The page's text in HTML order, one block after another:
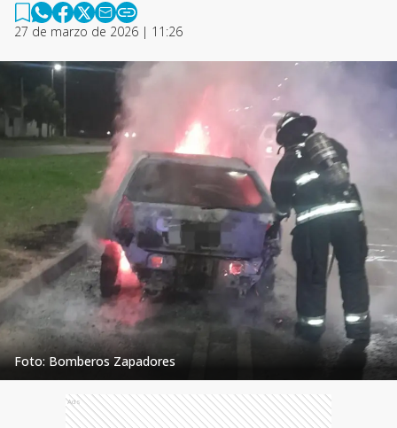
27 de marzo de 2026 | 11:26
Foto: Bomberos Zapadores
Ads